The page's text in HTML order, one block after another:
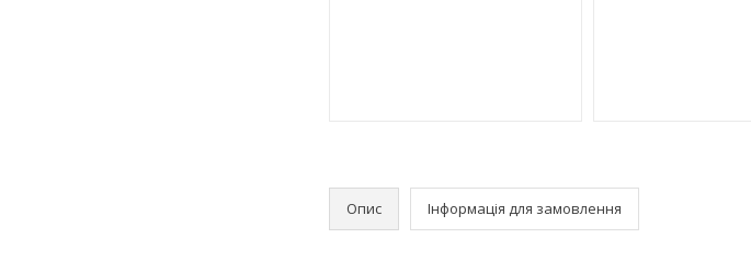
Опис Інформація для замовлення